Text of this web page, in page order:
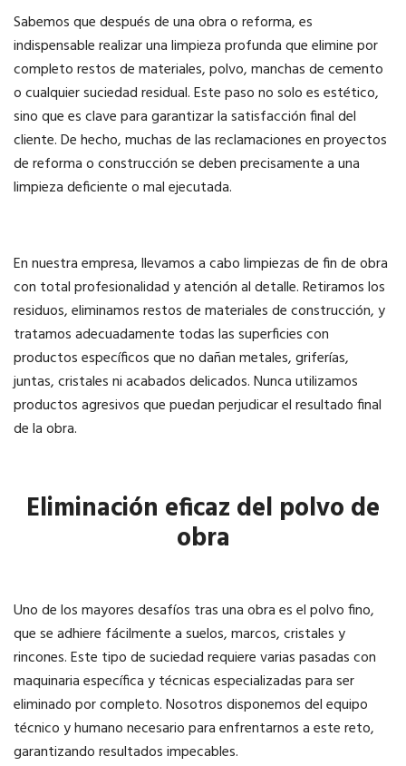
Sabemos que después de una obra o reforma, es
indispensable realizar una limpieza profunda que elimine por
completo restos de materiales, polvo, manchas de cemento
o cualquier suciedad residual. Este paso no solo es estético,
sino que es clave para garantizar la satisfacción final del
cliente. De hecho, muchas de las reclamaciones en proyectos
de reforma o construcción se deben precisamente a una
limpieza deficiente o mal ejecutada.
En nuestra empresa, llevamos a cabo limpiezas de fin de obra
con total profesionalidad y atención al detalle. Retiramos los
residuos, eliminamos restos de materiales de construcción, y
tratamos adecuadamente todas las superficies con
productos específicos que no dañan metales, griferías,
juntas, cristales ni acabados delicados. Nunca utilizamos
productos agresivos que puedan perjudicar el resultado final
de la obra.
Eliminación eficaz del polvo de
obra
Uno de los mayores desafíos tras una obra es el polvo fino,
que se adhiere fácilmente a suelos, marcos, cristales y
rincones. Este tipo de suciedad requiere varias pasadas con
maquinaria específica y técnicas especializadas para ser
eliminado por completo. Nosotros disponemos del equipo
técnico y humano necesario para enfrentarnos a este reto,
garantizando resultados impecables.